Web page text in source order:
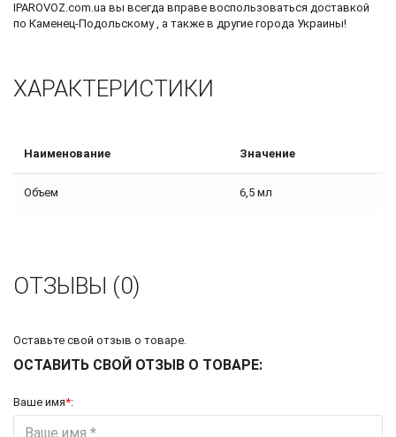
IPAROVOZ.com.ua вы всегда вправе воспользоваться доставкой
по Каменец-Подольскому , а также в другие города Украины!
ХАРАКТЕРИСТИКИ
Наименование Значение
Объем 6,5 мл
ОТЗЫВЫ (0)
Оставьте свой отзыв о товаре.
ОСТАВИТЬ СВОЙ ОТЗЫВ О ТОВАРЕ:
Ваше имя*: